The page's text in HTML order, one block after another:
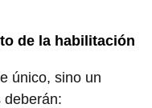
de la habilitación
único, sino un
deberán: